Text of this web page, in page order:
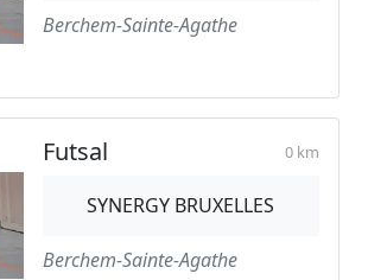
Berchem-Sainte-Agathe
Futsal 0 km
SYNERGY BRUXELLES
Berchem-Sainte-Agathe